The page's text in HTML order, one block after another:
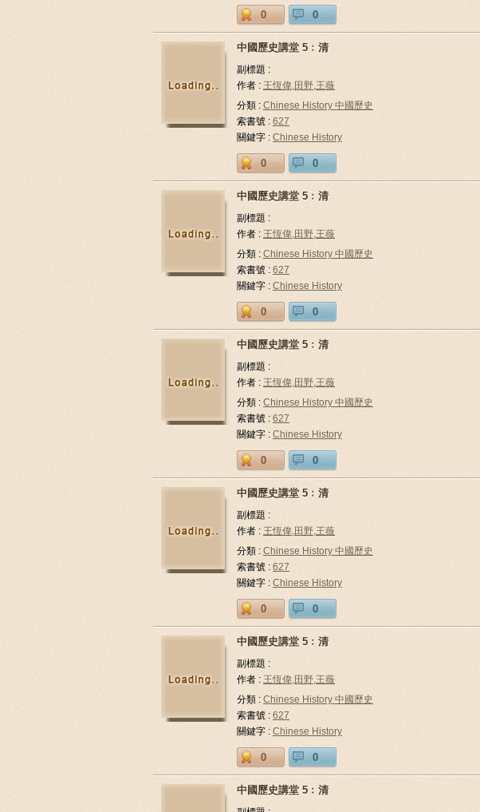
0 0
中國歷史講堂 5﹕清
副標題 :
作者 : 王恆偉,田野,王薇
分類 : Chinese History 中國歷史
索書號 : 627
關鍵字 : Chinese History
0 0
中國歷史講堂 5﹕清
副標題 :
作者 : 王恆偉,田野,王薇
分類 : Chinese History 中國歷史
索書號 : 627
關鍵字 : Chinese History
0 0
中國歷史講堂 5﹕清
副標題 :
作者 : 王恆偉,田野,王薇
分類 : Chinese History 中國歷史
索書號 : 627
關鍵字 : Chinese History
0 0
中國歷史講堂 5﹕清
副標題 :
作者 : 王恆偉,田野,王薇
分類 : Chinese History 中國歷史
索書號 : 627
關鍵字 : Chinese History
0 0
中國歷史講堂 5﹕清
副標題 :
作者 : 王恆偉,田野,王薇
分類 : Chinese History 中國歷史
索書號 : 627
關鍵字 : Chinese History
0 0
中國歷史講堂 5﹕清